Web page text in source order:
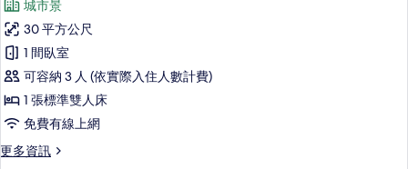
片
館)
的
詳
情
經
典
雙
人
房
(A
館)
城市景
30 平方公尺
1 間臥室
可容納 3 人 (依實際入住人數計費)
1 張標準雙人床
免費有線上網
更多資訊
更